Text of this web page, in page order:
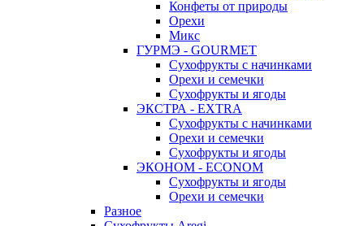
Конфеты от природы
Орехи
Микс
ГУРМЭ - GOURMET
Сухофрукты с начинками
Орехи и семечки
Сухофрукты и ягоды
ЭКСТРА - EXTRA
Сухофрукты с начинками
Орехи и семечки
Сухофрукты и ягоды
ЭКОНОМ - ECONOM
Сухофрукты и ягоды
Орехи и семечки
Разное